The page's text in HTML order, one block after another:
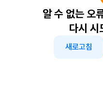
알 수 없는 오
다시 시
새로고침